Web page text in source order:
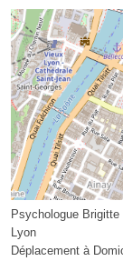
Psychologue
Lyon
Déplacement à